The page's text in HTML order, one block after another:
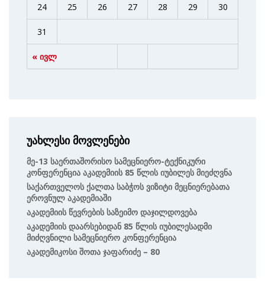
« ივლ
24 25 26 27 28 29 30
31
უახლესი მოვლენები
Მე-13 Საერთაშორისო Სამეცნიერო-Ტექნიკური
Კონფერენცია Აკადემიის 85 Წლის Იუბილეს Მიეძღვნა
Საქართველოს Ქალთა Საბჭოს Ვიზიტი Მეცნიერებათა
Ეროვნულ Აკადემიაში
Აკადემიის Წევრების Საზეიმო Დაჯილდოვება
Აკადემიის Დაარსებიდან 85 Წლის Იუბილესადმი
Მიძღვნილი Სამეცნიერო Კონფერენცია
Აკადემიკოსი Შოთა Ჯაფარიძე – 80